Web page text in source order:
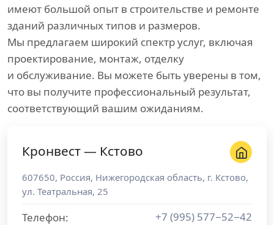
имеют большой опыт в строительстве и ремонте
зданий различных типов и размеров.
Мы предлагаем широкий спектр услуг, включая
проектирование, монтаж, отделку
и обслуживание. Вы можете быть уверены в том,
что вы получите профессиональный результат,
соответствующий вашим ожиданиям.
Кронвест — Кстово
607650, Россия, Нижегородская область, г. Кстово,
ул. Театральная, 25
Телефон:
+7 (995) 577−52−42